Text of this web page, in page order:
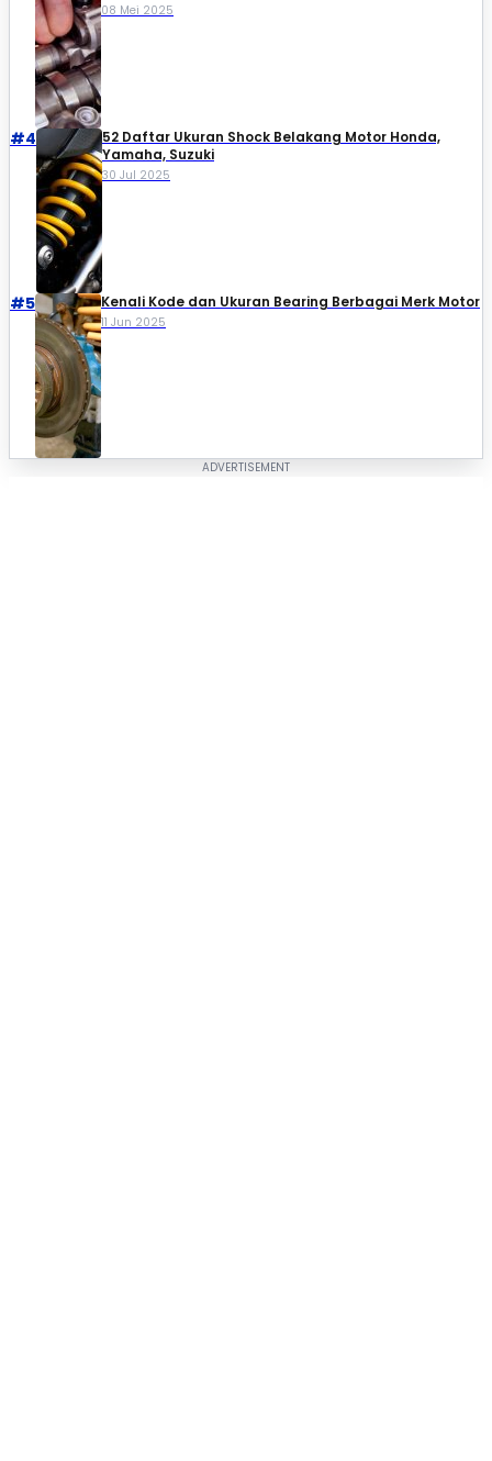
08 Mei 2025
#4
52 Daftar Ukuran Shock Belakang Motor Honda,
Yamaha, Suzuki​
30 Jul 2025
#5 Kenali Kode dan Ukuran Bearing Berbagai Merk Motor
11 Jun 2025